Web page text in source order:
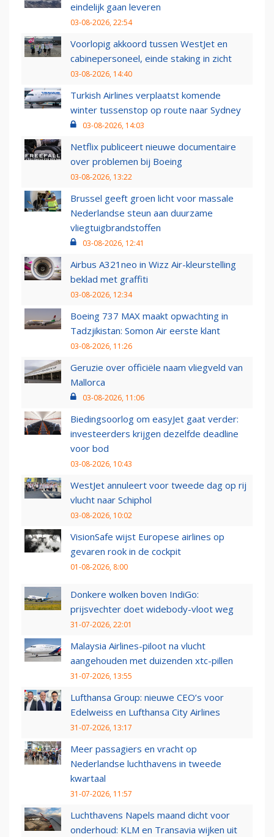
eindelijk gaan leveren
03-08-2026, 22:54
Voorlopig akkoord tussen WestJet en
cabinepersoneel, einde staking in zicht
03-08-2026, 14:40
Turkish Airlines verplaatst komende
winter tussenstop op route naar Sydney
03-08-2026, 14:03
Netflix publiceert nieuwe documentaire
over problemen bij Boeing
03-08-2026, 13:22
Brussel geeft groen licht voor massale
Nederlandse steun aan duurzame
vliegtuigbrandstoffen
03-08-2026, 12:41
Airbus A321neo in Wizz Air-kleurstelling
beklad met graffiti
03-08-2026, 12:34
Boeing 737 MAX maakt opwachting in
Tadzjikistan: Somon Air eerste klant
03-08-2026, 11:26
Geruzie over officiële naam vliegveld van
Mallorca
03-08-2026, 11:06
Biedingsoorlog om easyJet gaat verder:
investeerders krijgen dezelfde deadline
voor bod
03-08-2026, 10:43
WestJet annuleert voor tweede dag op rij
vlucht naar Schiphol
03-08-2026, 10:02
VisionSafe wijst Europese airlines op
gevaren rook in de cockpit
01-08-2026, 8:00
Donkere wolken boven IndiGo:
prijsvechter doet widebody-vloot weg
31-07-2026, 22:01
Malaysia Airlines-piloot na vlucht
aangehouden met duizenden xtc-pillen
31-07-2026, 13:55
Lufthansa Group: nieuwe CEO’s voor
Edelweiss en Lufthansa City Airlines
31-07-2026, 13:17
Meer passagiers en vracht op
Nederlandse luchthavens in tweede
kwartaal
31-07-2026, 11:57
Luchthavens Napels maand dicht voor
onderhoud: KLM en Transavia wijken uit